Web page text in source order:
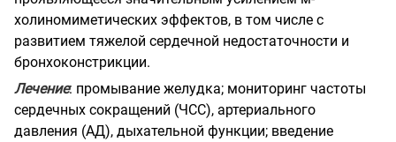
холиномиметических эффектов, в том числе с
развитием тяжелой сердечной недостаточности и
бронхоконстрикции.
Лечение: промывание желудка; мониторинг частоты
сердечных сокращений (ЧСС), артериального
давления (АД), дыхательной функции; введение